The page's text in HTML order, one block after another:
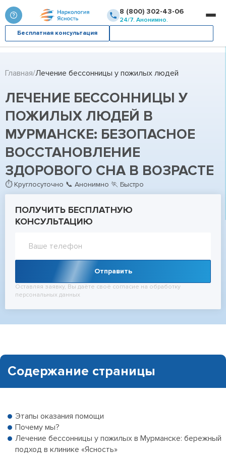
8 (800) 302-43-06
24/7. Анонимно.
Бесплатная консультация
Главная Лечение бессонницы у пожилых людей
ЛЕЧЕНИЕ БЕССОННИЦЫ У
ПОЖИЛЫХ ЛЮДЕЙ В
МУРМАНСКЕ: БЕЗОПАСНОЕ
ВОССТАНОВЛЕНИЕ
ЗДОРОВОГО СНА В ВОЗРАСТЕ
⏱ Круглосуточно 📞 Анонимно 🏃 Быстро
ПОЛУЧИТЬ БЕСПЛАТНУЮ
КОНСУЛЬТАЦИЮ
Отправить
Оставляя заявку, Вы даёте своё согласие на обработку
персональных данных
Содержание страницы
Этапы оказания помощи
Почему мы?
Лечение бессонницы у пожилых в Мурманске: бережный
подход в клинике «Ясность»